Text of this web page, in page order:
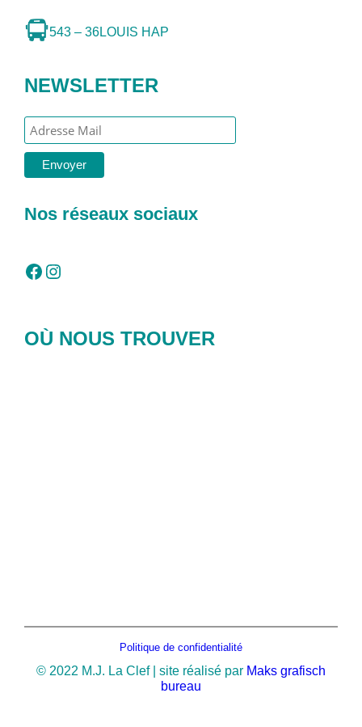
543 – 36LOUIS HAP
NEWSLETTER
Nos réseaux sociaux
Facebook Instagram
OÙ NOUS TROUVER
Politique de confidentialité
© 2022 M.J. La Clef | site réalisé par Maks grafisch
bureau